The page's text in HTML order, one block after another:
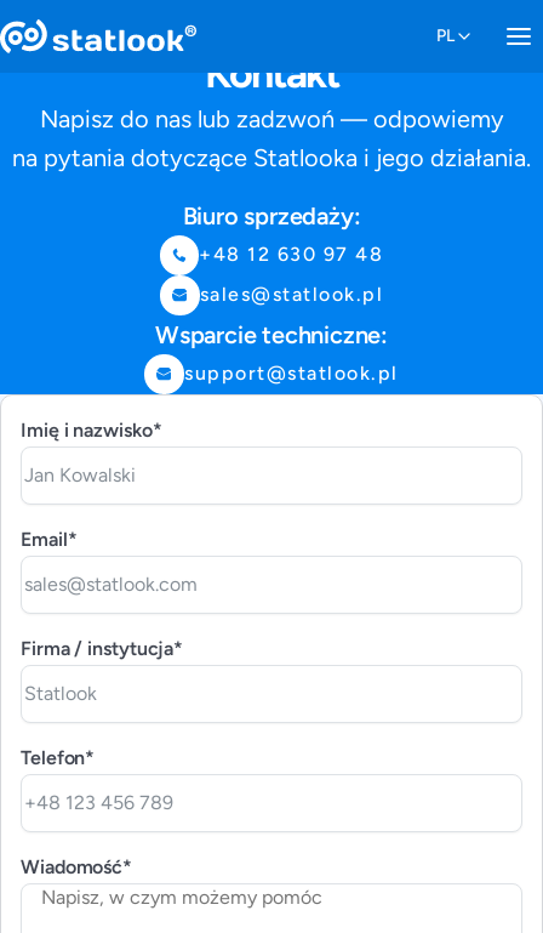
Kontakt
Napisz do nas lub zadzwoń — odpowiemy
na pytania dotyczące Statlooka i jego działania.
Biuro sprzedaży:
+48 12 630 97 48
sales@statlook.pl
Wsparcie techniczne:
support@statlook.pl
Imię i nazwisko*
Email*
Firma / instytucja*
Telefon*
Wiadomość*